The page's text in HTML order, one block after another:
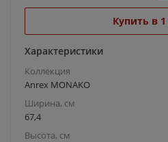
Купить в
Характеристики
Коллекция
Anrex MONAKO
Ширина, см
67,4
Высота, см